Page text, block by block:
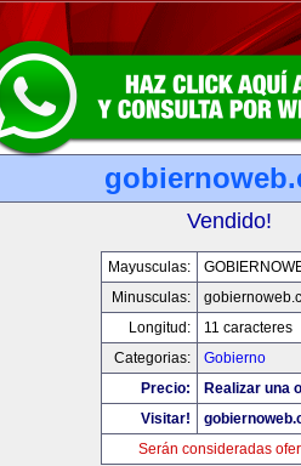
Vendido!
Mayusculas:
Minusculas:
Longitud:
11 caracteres
Categorias:
Gobierno
Precio:
Realizar una
Visitar!
Serán consideradas